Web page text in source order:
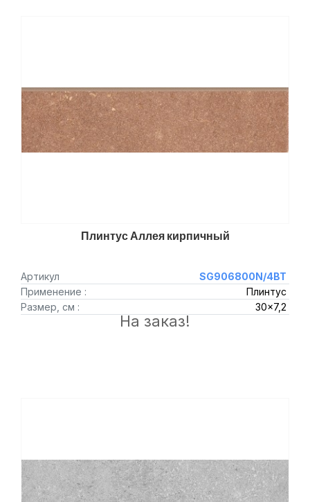
Плинтус Аллея кирпичный
Артикул
SG906800N/4BT
Применение :
Плинтус
Размер, см :
30x7,2
На заказ!